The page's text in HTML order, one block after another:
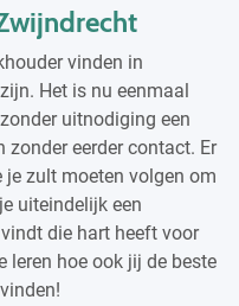
vinden in
Het is nu eenmaal
uitnodiging een
eerder contact. Er
zult moeten volgen om
uiteindelijk een
die hart heeft voor
leren hoe ook jij de beste